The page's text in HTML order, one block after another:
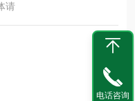
请
电话咨询